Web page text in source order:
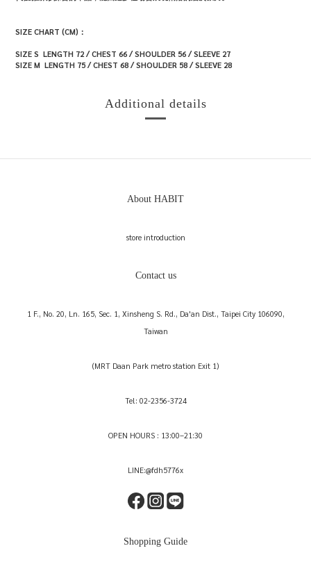
SIZE CHART (CM)：
SIZE S LENGTH 72 / CHEST 66 / SHOULDER 56 /SLEEVE 27
SIZE M LENGTH 75 / CHEST 68 / SHOULDER 58 /SLEEVE 28
Additional details
About HABIT
store introduction
Contact us
1 F., No. 20, Ln. 165, Sec. 1, Xinsheng S. Rd., Da'an Dist., Taipei City 106090,
Taiwan
(MRT Daan Park metro station Exit 1)
Tel: 02-2356-3724
OPEN HOURS : 13:00–21:30
LINE:@fdh5776x
Shopping Guide